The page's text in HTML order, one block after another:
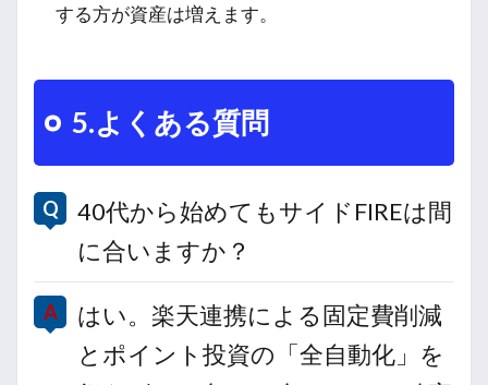
する方が資産は増えます。
5.よくある質問
40代から始めてもサイドFIREは間
に合いますか？
はい。楽天連携による固定費削減
とポイント投資の「全自動化」を